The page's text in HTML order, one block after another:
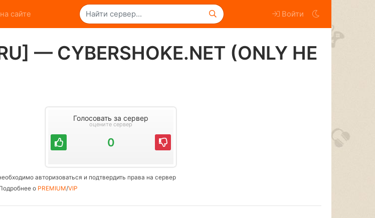
сайте Войти
— CYBERSHOKE.NET (ONLY HE
Голосовать за сервер
оцените сервер
0
авторизоваться и подтвердить права на сервер
о PREMIUM/VIP